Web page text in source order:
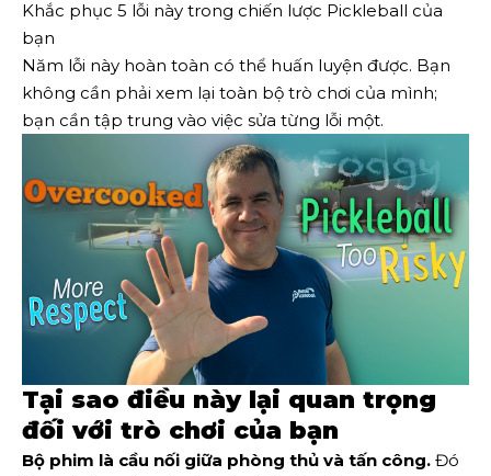
Khắc phục 5 lỗi này trong chiến lược Pickleball của
bạn
Năm lỗi này hoàn toàn có thể huấn luyện được. Bạn
không cần phải xem lại toàn bộ trò chơi của mình;
bạn cần tập trung vào việc sửa từng lỗi một.
Tại sao điều này lại quan trọng
đối với trò chơi của bạn
Bộ phim là cầu nối giữa phòng thủ và tấn công. Đó